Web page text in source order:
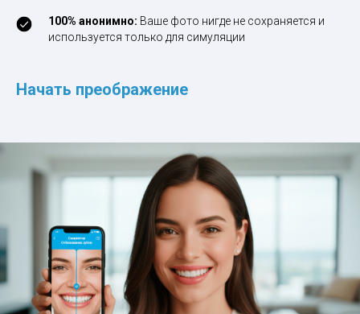
100% анонимно: Ваше фото нигде не сохраняется и
используется только для симуляции
Начать преображение